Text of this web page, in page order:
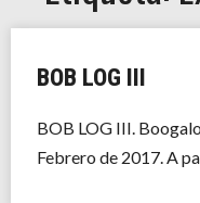
HISTORIAS
BOB LOG III
BOB LOG III.
Febrero de 2017. A